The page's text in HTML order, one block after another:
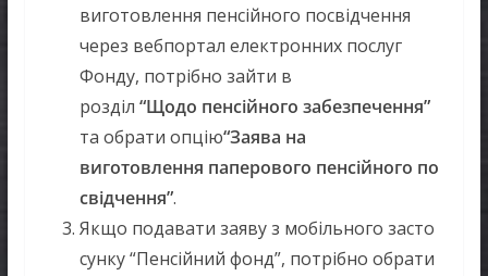
виготовлення пенсійного посвідчення
через вебпортал електронних послуг
Фонду, потрібно зайти в
розділ “Щодо пенсійного забезпечення”
та обрати опцію“Заява на
виготовлення паперового пенсійного по
свідчення”.
Якщо подавати заяву з мобільного засто
сунку “Пенсійний фонд”, потрібно обрати